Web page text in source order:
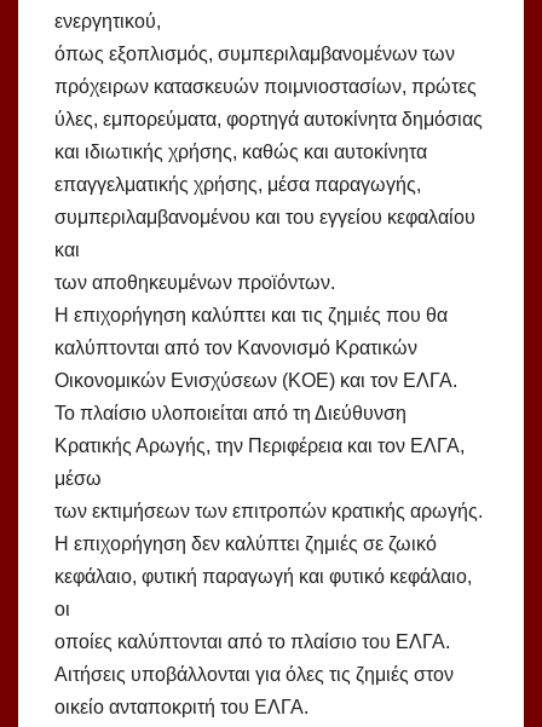
ενεργητικού,
όπως εξοπλισμός, συμπεριλαμβανομένων των
πρόχειρων κατασκευών ποιμνιοστασίων, πρώτες
ύλες, εμπορεύματα, φορτηγά αυτοκίνητα δημόσιας
και ιδιωτικής χρήσης, καθώς και αυτοκίνητα
επαγγελματικής χρήσης, μέσα παραγωγής,
συμπεριλαμβανομένου και του εγγείου κεφαλαίου
και
των αποθηκευμένων προϊόντων.
Η επιχορήγηση καλύπτει και τις ζημιές που θα
καλύπτονται από τον Κανονισμό Κρατικών
Οικονομικών Ενισχύσεων (ΚΟΕ) και τον ΕΛΓΑ.
Το πλαίσιο υλοποιείται από τη Διεύθυνση
Κρατικής Αρωγής, την Περιφέρεια και τον ΕΛΓΑ,
μέσω
των εκτιμήσεων των επιτροπών κρατικής αρωγής.
Η επιχορήγηση δεν καλύπτει ζημιές σε ζωικό
κεφάλαιο, φυτική παραγωγή και φυτικό κεφάλαιο,
οι
οποίες καλύπτονται από το πλαίσιο του ΕΛΓΑ.
Αιτήσεις υποβάλλονται για όλες τις ζημιές στον
οικείο ανταποκριτή του ΕΛΓΑ.